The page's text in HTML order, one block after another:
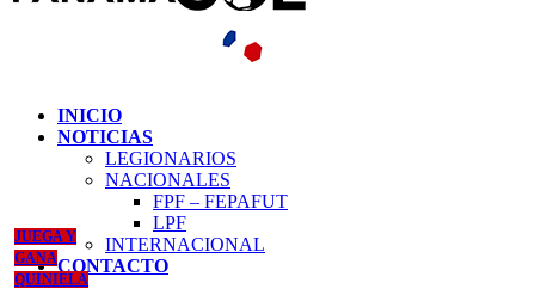
INICIO
NOTICIAS
LEGIONARIOS
NACIONALES
FPF – FEPAFUT
LPF
INTERNACIONAL
CONTACTO
JUEGA Y
GANA
QUINIELA